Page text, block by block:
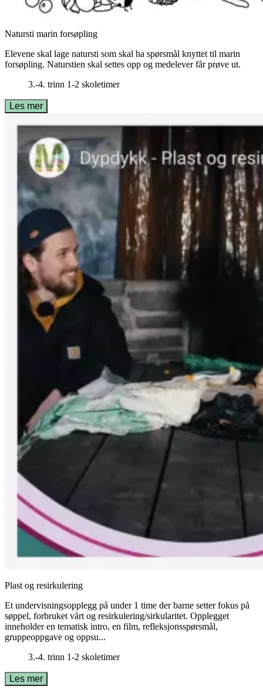
Natursti marin forsøpling
Elevene skal lage natursti som skal ha spørsmål knyttet til marin
forsøpling. Naturstien skal settes opp og medelever får prøve ut.
3.-4. trinn 1-2 skoletimer
Les mer
Plast og resirkulering
Et undervisningsopplegg på under 1 time der barne setter fokus på
søppel, forbruket vårt og resirkulering/sirkularitet. Opplegget
inneholder en tematisk intro, en film, refleksjonsspørsmål,
gruppeoppgave og oppsu...
3.-4. trinn 1-2 skoletimer
Les mer